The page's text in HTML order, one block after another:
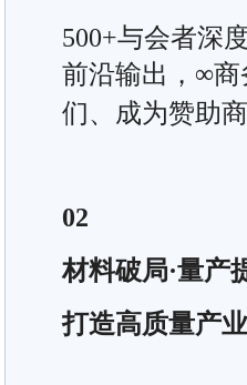
500+与会者深
前沿输出，∞商
们、成为赞助
02
材料破局·量产
打造高质量产